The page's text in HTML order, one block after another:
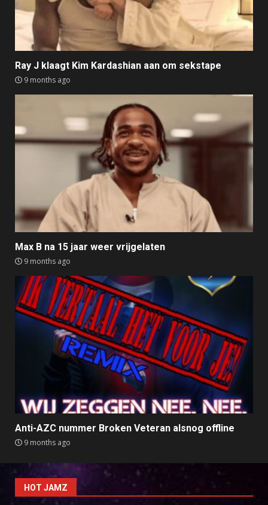
Ray J klaagt Kim Kardashian aan om sekstape
9 months ago
Max B na 15 jaar weer vrijgelaten
9 months ago
Anti-AZC nummer Broken Veteran alsnog offline
9 months ago
HOT JAMZ